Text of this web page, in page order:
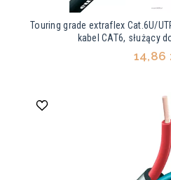
Touring grade extraflex Cat.6U/
kabel CAT6, służący
14,86